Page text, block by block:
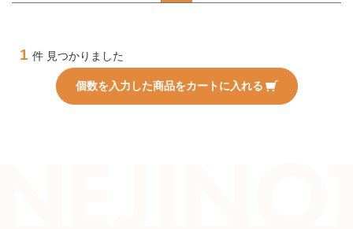
1 件 見つかりました
個数を入力した商品をカートに入れる